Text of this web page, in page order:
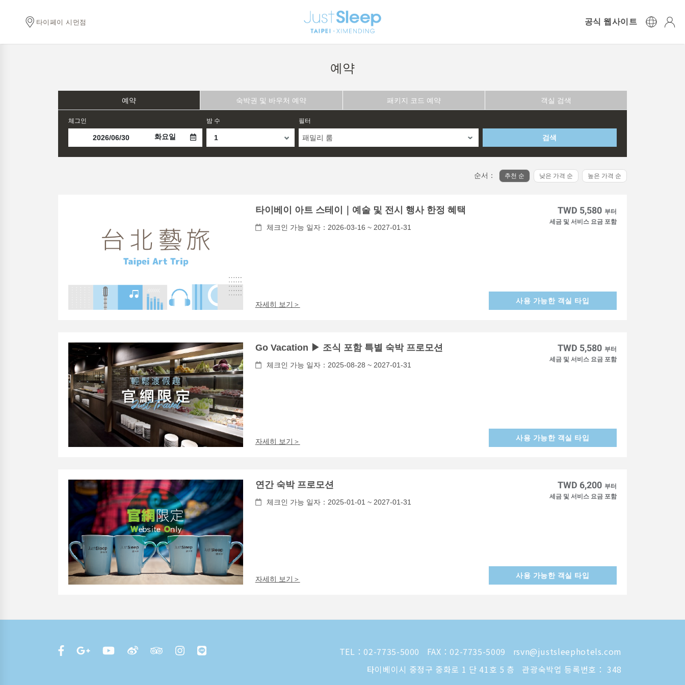
타이페이 시먼점 공식 웹사이트
예약
예약 숙박권 및 바우처 예약 패키지 코드 예약 객실 검색
체그인
화요일
밤 수 필터
패밀리 룸 검색
순서： 추천 순 낮은 가격 순 높은 가격 순
타이베이 아트 스테이｜예술 및 전시 행사 한정 혜택
체크인 가능 일자：2026-03-16 ~ 2027-01-31
자세히 보기＞
TWD 5,580 부터
세금 및 서비스 요금 포함
사용 가능한 객실 타입
Go Vacation ▶ 조식 포함 특별 숙박 프로모션
체크인 가능 일자：2025-08-28 ~ 2027-01-31
자세히 보기＞
TWD 5,580 부터
세금 및 서비스 요금 포함
사용 가능한 객실 타입
연간 숙박 프로모션
체크인 가능 일자：2025-01-01 ~ 2027-01-31
자세히 보기＞
TWD 6,200 부터
세금 및 서비스 요금 포함
사용 가능한 객실 타입
TEL： 02-7735-5000 FAX：02-7735-5009
rsvn@justsleephotels.com
타이베이시 중정구 중화로 1 단 41호 5 층
관광숙박업 등록번호： 348